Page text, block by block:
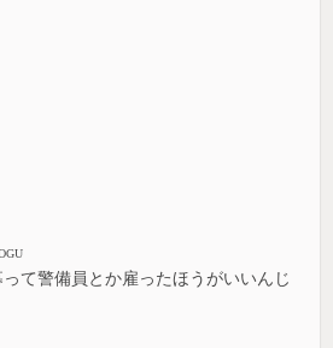
て警備員とか雇ったほうがいいんじ